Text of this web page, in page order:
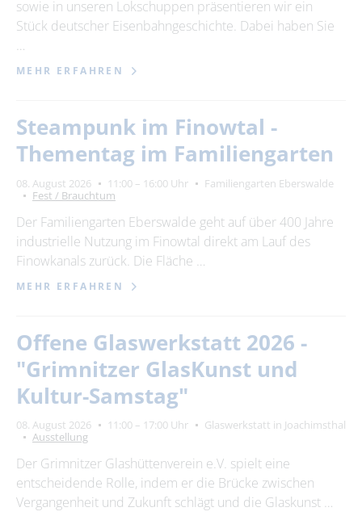
sowie in unseren Lokschuppen präsentieren wir ein
Stück deutscher Eisenbahngeschichte. Dabei haben Sie
…
MEHR ERFAHREN
Steampunk im Finowtal -
Thementag im Familiengarten
08. August 2026 11:00 – 16:00 Uhr
Familiengarten Eberswalde
Fest / Brauchtum
Der Familiengarten Eberswalde geht auf über 400 Jahre
industrielle Nutzung im Finowtal direkt am Lauf des
Finowkanals zurück. Die Fläche …
MEHR ERFAHREN
Offene Glaswerkstatt 2026 -
"Grimnitzer GlasKunst und
Kultur-Samstag"
08. August 2026 11:00 – 17:00 Uhr
Glaswerkstatt in Joachimsthal
Ausstellung
Der Grimnitzer Glashüttenverein e.V. spielt eine
entscheidende Rolle, indem er die Brücke zwischen
Vergangenheit und Zukunft schlägt und die Glaskunst …